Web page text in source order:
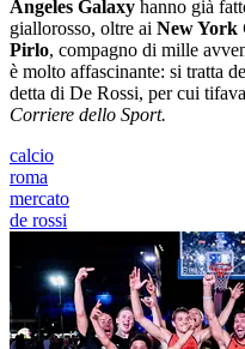
Angeles Galaxy hanno già
giallorosso, oltre ai New York
Pirlo, compagno di mille
è molto affascinante: si tratta
detta di De Rossi, per cui
Corriere dello Sport.
calcio
roma
mercato
de rossi